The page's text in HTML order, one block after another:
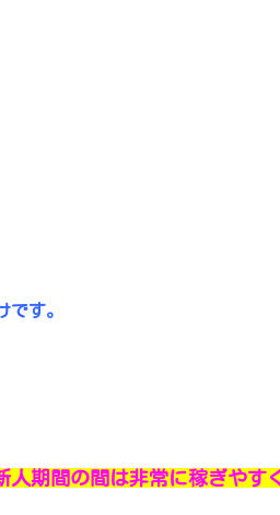
です。
期間の間は非常に稼ぎやす